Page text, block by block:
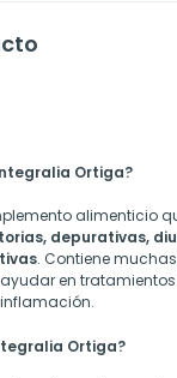
Ortiga?
alimenticio
depurativas,
. Contiene
en
Ortiga?